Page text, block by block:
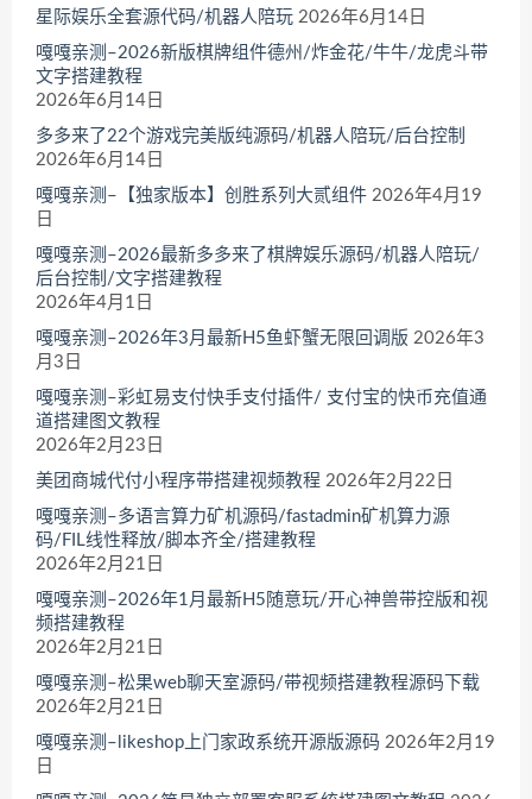
星际娱乐全套源代码/机器人陪玩 2026年6月14日
嘎嘎亲测–2026新版棋牌组件德州/炸金花/牛牛/龙虎斗带
文字搭建教程
2026年6月14日
多多来了22个游戏完美版纯源码/机器人陪玩/后台控制
2026年6月14日
嘎嘎亲测–【独家版本】创胜系列大贰组件 2026年4月19
日
嘎嘎亲测–2026最新多多来了棋牌娱乐源码/机器人陪玩/
后台控制/文字搭建教程
2026年4月1日
嘎嘎亲测–2026年3月最新H5鱼虾蟹无限回调版 2026年3
月3日
嘎嘎亲测–彩虹易支付快手支付插件/ 支付宝的快币充值通
道搭建图文教程
2026年2月23日
美团商城代付小程序带搭建视频教程 2026年2月22日
嘎嘎亲测–多语言算力矿机源码/fastadmin矿机算力源
码/FIL线性释放/脚本齐全/搭建教程
2026年2月21日
嘎嘎亲测–2026年1月最新H5随意玩/开心神兽带控版和视
频搭建教程
2026年2月21日
嘎嘎亲测–松果web聊天室源码/带视频搭建教程源码下载
2026年2月21日
嘎嘎亲测–likeshop上门家政系统开源版源码 2026年2月19
日